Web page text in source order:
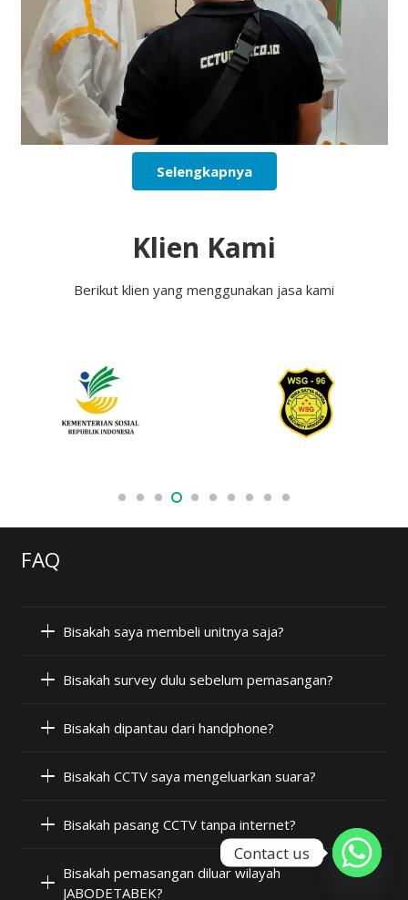
Selengkapnya
Klien Kami
Berikut klien yang menggunakan jasa kami
FAQ
Bisakah saya membeli unitnya saja?
Bisakah survey dulu sebelum pemasangan?
Bisakah dipantau dari handphone?
Bisakah CCTV saya mengeluarkan suara?
Bisakah pasang CCTV tanpa internet?
Bisakah pemasangan diluar wilayah
JABODETABEK?
Contact us